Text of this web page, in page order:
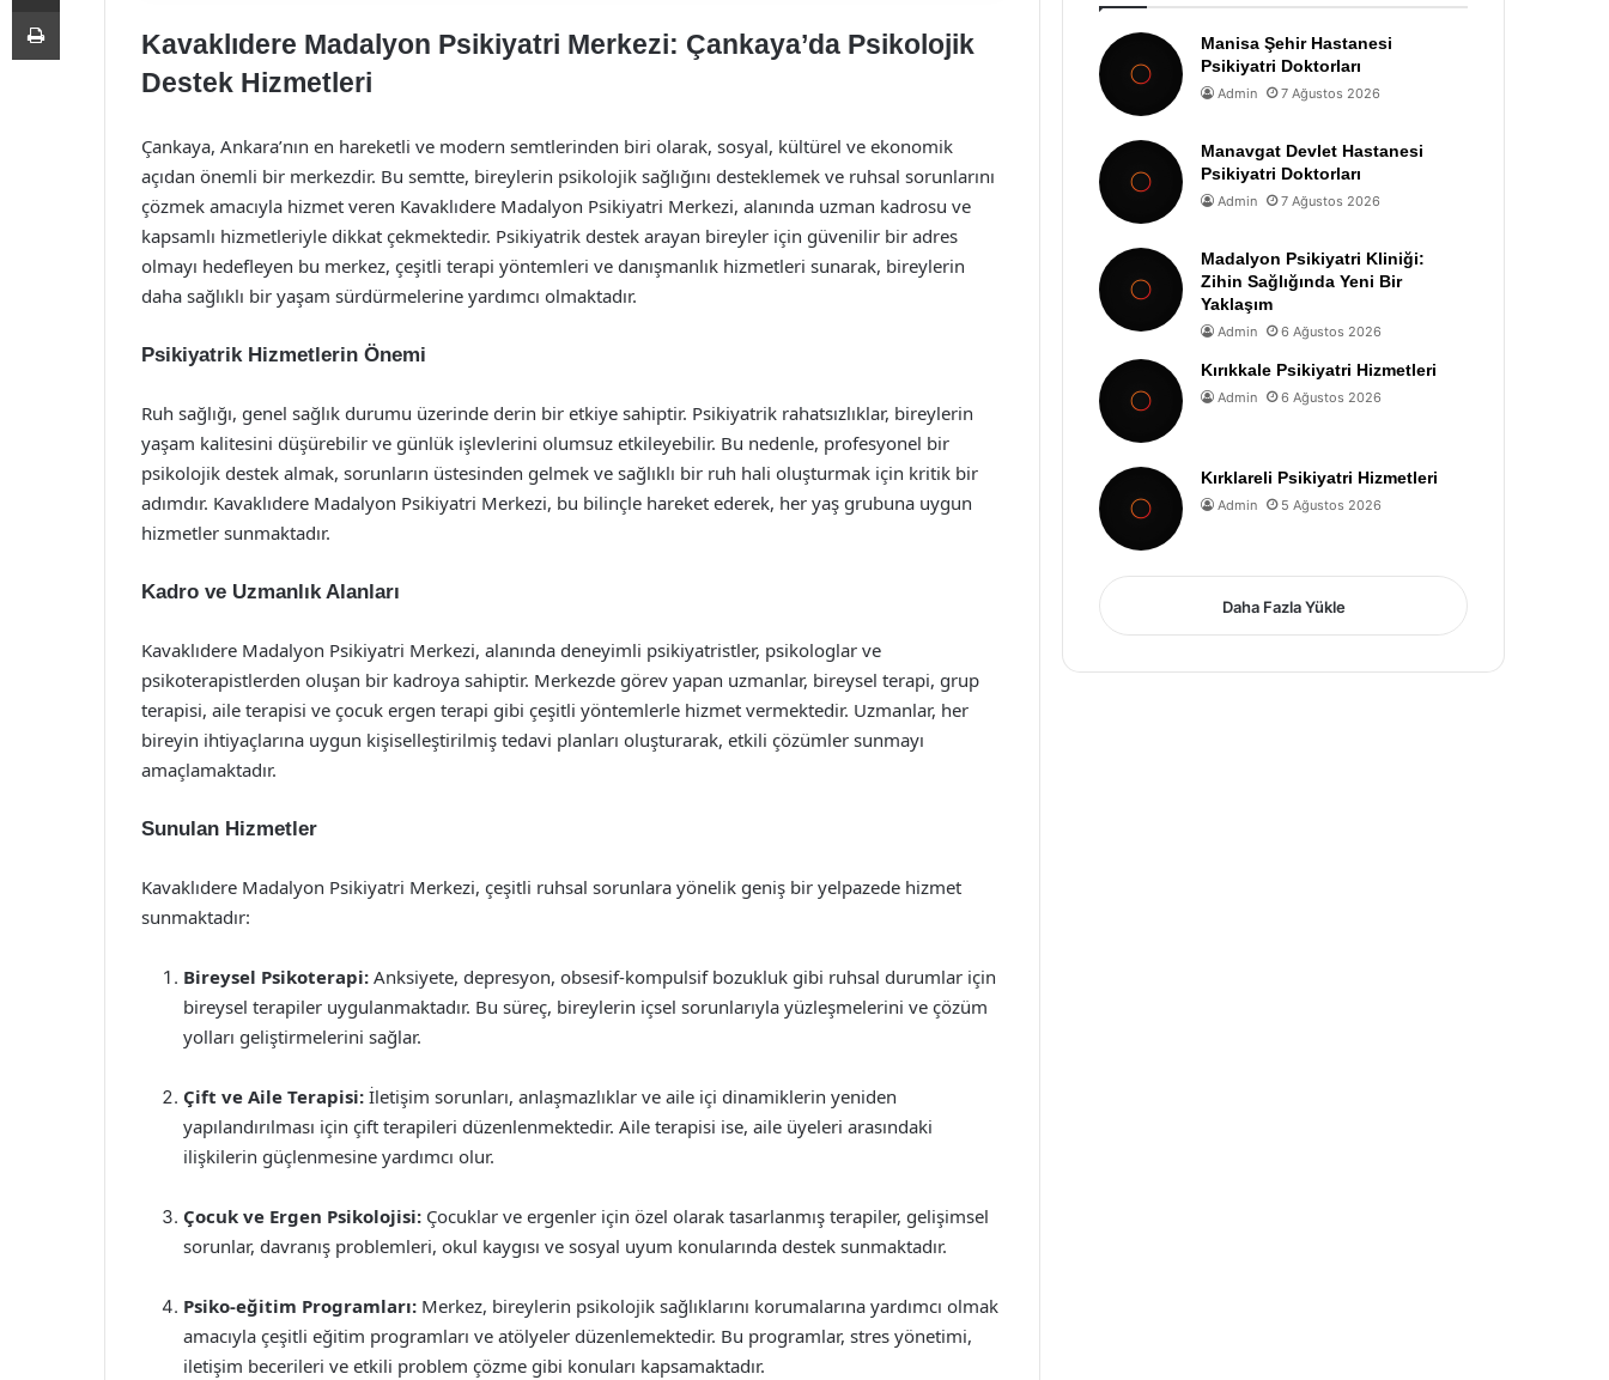
Kavaklıdere Madalyon Psikiyatri Merkezi: Çankaya’da Psikolojik
Destek Hizmetleri
Çankaya, Ankara’nın en hareketli ve modern semtlerinden biri olarak, sosyal, kültürel ve ekonomik
açıdan önemli bir merkezdir. Bu semtte, bireylerin psikolojik sağlığını desteklemek ve ruhsal sorunlarını
çözmek amacıyla hizmet veren Kavaklıdere Madalyon Psikiyatri Merkezi, alanında uzman kadrosu ve
kapsamlı hizmetleriyle dikkat çekmektedir. Psikiyatrik destek arayan bireyler için güvenilir bir adres
olmayı hedefleyen bu merkez, çeşitli terapi yöntemleri ve danışmanlık hizmetleri sunarak, bireylerin
daha sağlıklı bir yaşam sürdürmelerine yardımcı olmaktadır.
Psikiyatrik Hizmetlerin Önemi
Ruh sağlığı, genel sağlık durumu üzerinde derin bir etkiye sahiptir. Psikiyatrik rahatsızlıklar, bireylerin
yaşam kalitesini düşürebilir ve günlük işlevlerini olumsuz etkileyebilir. Bu nedenle, profesyonel bir
psikolojik destek almak, sorunların üstesinden gelmek ve sağlıklı bir ruh hali oluşturmak için kritik bir
adımdır. Kavaklıdere Madalyon Psikiyatri Merkezi, bu bilinçle hareket ederek, her yaş grubuna uygun
hizmetler sunmaktadır.
Kadro ve Uzmanlık Alanları
Kavaklıdere Madalyon Psikiyatri Merkezi, alanında deneyimli psikiyatristler, psikologlar ve
psikoterapistlerden oluşan bir kadroya sahiptir. Merkezde görev yapan uzmanlar, bireysel terapi, grup
terapisi, aile terapisi ve çocuk ergen terapi gibi çeşitli yöntemlerle hizmet vermektedir. Uzmanlar, her
bireyin ihtiyaçlarına uygun kişiselleştirilmiş tedavi planları oluşturarak, etkili çözümler sunmayı
amaçlamaktadır.
Sunulan Hizmetler
Kavaklıdere Madalyon Psikiyatri Merkezi, çeşitli ruhsal sorunlara yönelik geniş bir yelpazede hizmet
sunmaktadır:
Bireysel Psikoterapi: Anksiyete, depresyon, obsesif-kompulsif bozukluk gibi ruhsal durumlar için
bireysel terapiler uygulanmaktadır. Bu süreç, bireylerin içsel sorunlarıyla yüzleşmelerini ve çözüm
yolları geliştirmelerini sağlar.
Çift ve Aile Terapisi: İletişim sorunları, anlaşmazlıklar ve aile içi dinamiklerin yeniden
yapılandırılması için çift terapileri düzenlenmektedir. Aile terapisi ise, aile üyeleri arasındaki
ilişkilerin güçlenmesine yardımcı olur.
Çocuk ve Ergen Psikolojisi: Çocuklar ve ergenler için özel olarak tasarlanmış terapiler, gelişimsel
sorunlar, davranış problemleri, okul kaygısı ve sosyal uyum konularında destek sunmaktadır.
Psiko-eğitim Programları: Merkez, bireylerin psikolojik sağlıklarını korumalarına yardımcı olmak
amacıyla çeşitli eğitim programları ve atölyeler düzenlemektedir. Bu programlar, stres yönetimi,
iletişim becerileri ve etkili problem çözme gibi konuları kapsamaktadır.
Manisa Şehir Hastanesi
Psikiyatri Doktorları
Admin 7 Ağustos 2026
Manavgat Devlet Hastanesi
Psikiyatri Doktorları
Admin 7 Ağustos 2026
Madalyon Psikiyatri Kliniği:
Zihin Sağlığında Yeni Bir
Yaklaşım
Admin 6 Ağustos 2026
Kırıkkale Psikiyatri Hizmetleri
Admin 6 Ağustos 2026
Kırklareli Psikiyatri Hizmetleri
Admin 5 Ağustos 2026
Daha Fazla Yükle